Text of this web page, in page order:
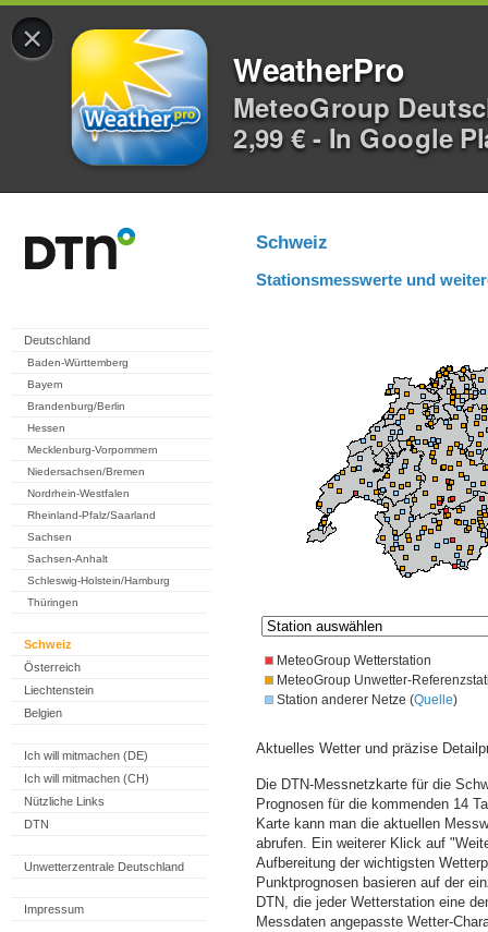
×
WeatherPro
MeteoGroup
2,99 € - In Google
Deutschland
Baden-Württemberg
Bayern
Brandenburg/Berlin
Hessen
Mecklenburg-Vorpommern
Niedersachsen/Bremen
Nordrhein-Westfalen
Rheinland-Pfalz/Saarland
Sachsen
Sachsen-Anhalt
Schleswig-Holstein/Hamburg
Thüringen
Schweiz
Österreich
Liechtenstein
Belgien
Ich will mitmachen (DE)
Ich will mitmachen (CH)
Nützliche Links
DTN
Unwetterzentrale Deutschland
Impressum
Schweiz
Stationsmesswerte und
MeteoGroup Wetterstation
MeteoGroup Unwetter-
Station anderer Netze (Quelle)
Aktuelles Wetter und präzise
Die DTN-Messnetzkarte für die
Prognosen für die kommenden 14
Karte kann man die aktuellen
abrufen. Ein weiterer Klick auf
Aufbereitung der wichtigsten
Punktprognosen basieren auf der
DTN, die jeder Wetterstation eine
Messdaten angepasste Wetter-